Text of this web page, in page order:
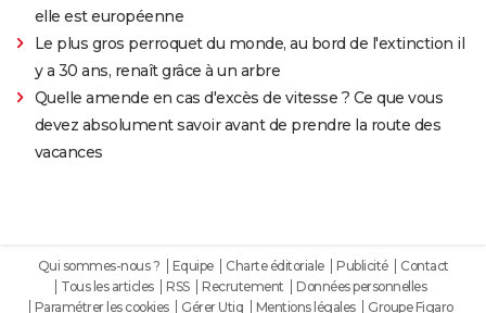
elle est européenne
Le plus gros perroquet du monde, au bord de l'extinction il
y a 30 ans, renaît grâce à un arbre
Quelle amende en cas d'excès de vitesse ? Ce que vous
devez absolument savoir avant de prendre la route des
vacances
Qui sommes-nous ? Equipe Charte éditoriale Publicité
Contact
Tous les articles
RSS Recrutement
Données personnelles
Paramétrer les cookies
Gérer Utiq Mentions légales Groupe Figaro